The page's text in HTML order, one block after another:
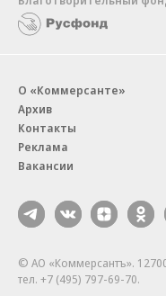
О «Коммерсанте»
Архив
Контакты
Реклама
Вакансии
© АО «Коммерсантъ».
тел. +7 (495) 797-69-70.